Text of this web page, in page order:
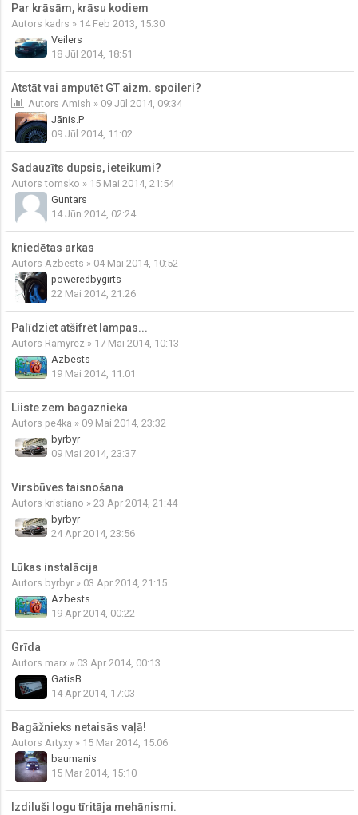
Par krāsām, krāsu kodiem
Autors kadrs » 14 Feb 2013, 15:30
Veilers
18 Jūl 2014, 18:51
Atstāt vai amputēt GT aizm. spoileri?
Autors Amish » 09 Jūl 2014, 09:34
Jānis.P
09 Jūl 2014, 11:02
Sadauzīts dupsis, ieteikumi?
Autorstomsko » 15 Mai 2014, 21:54
Guntars
14 Jūn 2014, 02:24
kniedētas arkas
Autors Azbests » 04 Mai 2014, 10:52
poweredbygirts
22 Mai 2014, 21:26
Palīdziet atšifrēt lampas...
Autors Ramyrez » 17 Mai 2014, 10:13
Azbests
19 Mai 2014, 11:01
Liiste zem bagaznieka
Autors pe4ka » 09 Mai 2014, 23:32
byrbyr
09 Mai 2014, 23:37
Virsbūves taisnošana
Autors kristiano » 23 Apr 2014, 21:44
byrbyr
24 Apr 2014, 23:56
Lūkas instalācija
Autors byrbyr » 03 Apr 2014, 21:15
Azbests
19 Apr 2014, 00:22
Grīda
Autors marx » 03 Apr 2014, 00:13
GatisB.
14 Apr 2014, 17:03
Bagāžnieks netaisās vaļā!
Autors Artyxy » 15 Mar 2014, 15:06
baumanis
15 Mar 2014, 15:10
Izdiluši logu tīritāja mehānismi.